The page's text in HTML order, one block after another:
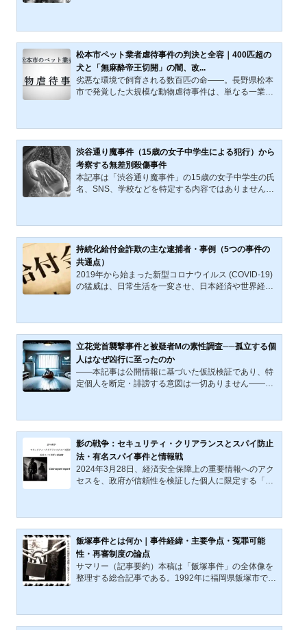
『歌舞伎町卍会』の代表を自称していた。NHK 2022
年6月22日 19時11分 配信東京・新宿区で16歳の少女
にわいせつな行為をしたとして32歳の容疑者が逮捕さ
れました。容疑者は、新宿の歌舞伎町で「トー横キッ
ズ」と呼ばれる家出中の少年少女の相談に乗るなどの
活動をしていました。容疑を否認しているということ
です。逮捕されたのは、職...
松本市ペット業者虐待事件の判決と全容｜400匹超の
犬と「無麻酔帝王切開」の闇、改...
劣悪な環境で飼育される数百匹の命――。長野県松本
市で発覚した大規模な動物虐待事件は、単なる一業者
した。2021年の改正動物愛護法の施行、そして民間団
体による告発を機に、かつては密室の問題とされてき
た虐待事案が次々と白日の下に晒されている。本稿で
は、M被告による凄惨な虐待事件の推移を辿るととも
に、過去最高を記録した警察の検挙統計や世代間の価
値観の乖離を分析する。私たちは今、動物を単なる
「所有物」から「共生する...
渋谷通り魔事件（15歳の女子中学生による犯行）から
考察する無差別殺傷事件
本記事は「渋谷通り魔事件」の15歳の女子中学生の氏
名、SNS、学校などを特定する内容ではありません。
6日、加藤智大死刑囚（39歳）の死刑が執行された。
加藤智大元死刑囚（事件当時25歳）は、2008（平成2
0）年6月8日、休日の（東京都）秋葉原の歩行者天国
で発生した無差別殺傷事件「秋葉原無差別殺傷事件
（死亡7人、負傷10人）」で現行犯逮捕され、その
後、殺人罪などの罪により2015（平成27）年に死刑
が確定していた。それから約一...
持続化給付金詐欺の主な逮捕者・事例（5つの事件の
共通点）
2019年から始まった新型コロナウイルス (COVID-19)
の猛威は、日常生活を一変させ、日本経済や世界経済
人事業主、中小企業などへの緊急的な支援・対応策
「持続化給付金」「家賃支援給付金」などの給付を開
始した。急激に悪化する経済情勢のなか、緊急性が最
重要視される「持続化給付金」「家賃支援給付金」な
どは、申請・審査が簡略化されたため、不正受給（詐
欺事件）が横行した。 経済産業省（中小企業庁）の発
表によれば、2023（令...
立花党首襲撃事件と被疑者Mの素性調査──孤立する個
人はなぜ凶行に至ったのか
――本記事は公開情報に基づいた仮説検証であり、特
定個人を断定・誹謗する意図は一切ありません――現
（2025年）3月14日、東京都千代田区の財務省付近に
おいて、「NHKから国民を守る党」（以下、NHK党）
党首・立花孝志氏（57）が街頭演説中にナタで襲撃さ
れた。現場で取り押さえられ、殺人未遂容疑で現行犯
逮捕されたのは、無職のM容疑者（30）である。警視
庁は同月16日朝、M容疑者を送検した。 事件当時、M
容疑者はナタを手に立花氏の...
影の戦争：セキュリティ・クリアランスとスパイ防止
法・有名スパイ事件と情報戦
2024年3月28日、経済安全保障上の重要情報へのアク
セスを、政府が信頼性を検証した個人に限定する「セ
が行われた。この制度では、日本の安全に重大な影響
を与える恐れがある情報を「経済安全保障上の重要情
報」として指定し、その情報へのアクセスを政府が事
前に信頼性を検証した民間企業の従業員を含む限られ
た人々に制限する内容が提案されている。セキュリテ
ィ・クリアランス制度日本では以前から、国家の安全
保障に不可欠な情報...
飯塚事件とは何か｜事件経緯・主要争点・冤罪可能
性・再審制度の論点
サマリー（記事要約）本稿は「飯塚事件」の全体像を
整理する総合記事である。1992年に福岡県飯塚市で発
叉路証言の疑問点、死刑執行の是非、そして再審制度
の課題までを通して検討する。 本件は、残虐な未解決